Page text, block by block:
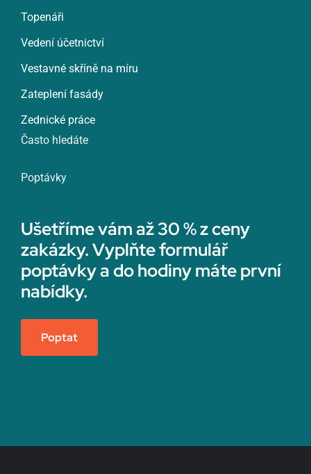
Topenáři
Vedení účetnictví
Vestavné skříně na míru
Zateplení fasády
Zednické práce
Často hledáte
Poptávky
Ušetříme vám až 30 % z ceny
zakázky. Vyplňte formulář
poptávky a do hodiny máte první
nabídky.
Poptat